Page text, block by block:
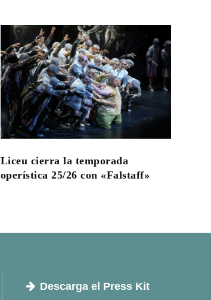
Liceu cierra la temporada
operística 25/26 con «Falstaff»
Descarga el Press Kit